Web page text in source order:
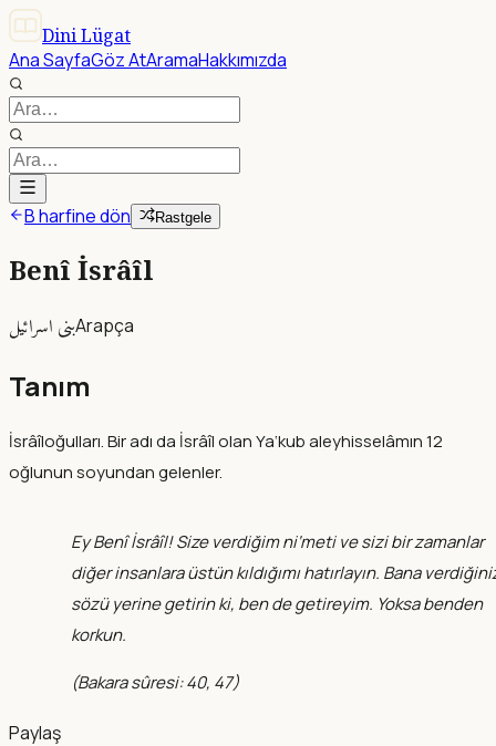
Dini Lügat
Ana SayfaGöz AtAramaHakkımızda
B harfine dön Rastgele
Benî İsrâîl
بنى اسرائيلArapça
Tanım
İsrâîloğulları. Bir adı da İsrâîl olan Ya‘kub aleyhisselâmın 12
oğlunun soyundan gelenler.
Ey Benî İsrâîl! Size verdiğim ni‘meti ve sizi bir zamanlar
diğer insanlara üstün kıldığımı hatırlayın. Bana
sözü yerine getirin ki, ben de getireyim. Yoksa benden
korkun.
(Bakara sûresi: 40, 47)
Paylaş